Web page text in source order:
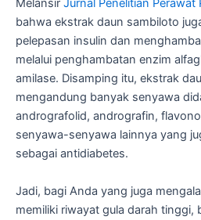
Melansir Jurnal Penelitian Perawat
bahwa ekstrak daun sambiloto
pelepasan insulin dan
melalui penghambatan enzim
amilase. Disamping itu, ekstrak
mengandung banyak senyawa
andrografolid, andrografin,
senyawa-senyawa lainnya yang
sebagai antidiabetes.
Jadi, bagi Anda yang juga
memiliki riwayat gula darah tinggi,